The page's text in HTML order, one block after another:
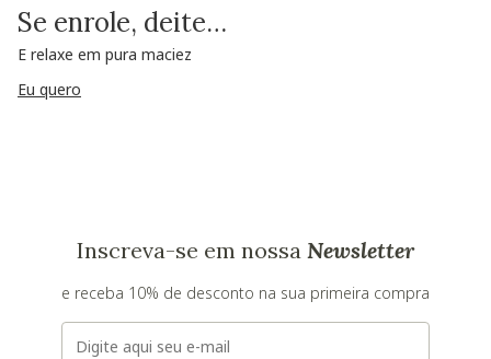
Se enrole, deite…
E relaxe em pura maciez
Eu quero
Inscreva-se em nossa Newsletter
e receba 10% de desconto na sua primeira compra
E-mail